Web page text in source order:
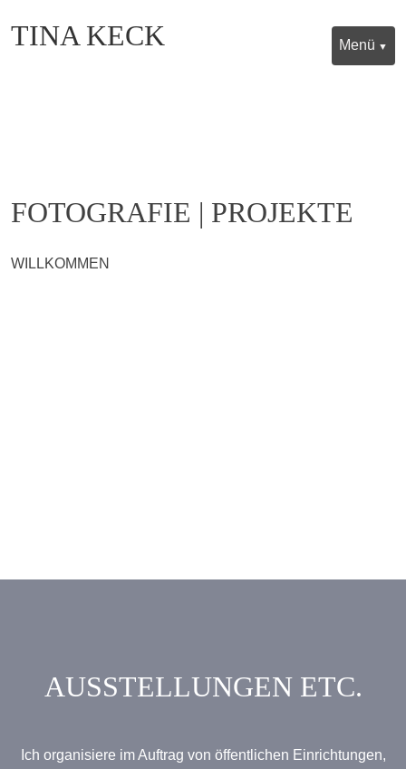
TINA KECK Menü
FOTOGRAFIE | PROJEKTE
WILLKOMMEN
AUSSTELLUNGEN ETC.
Ich organisiere im Auftrag von öffentlichen Einrichtungen,